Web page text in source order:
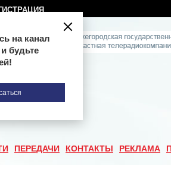
ПЕРЕДАЧИ КОНТАКТЫ РЕКЛАМА
на канал
будьте